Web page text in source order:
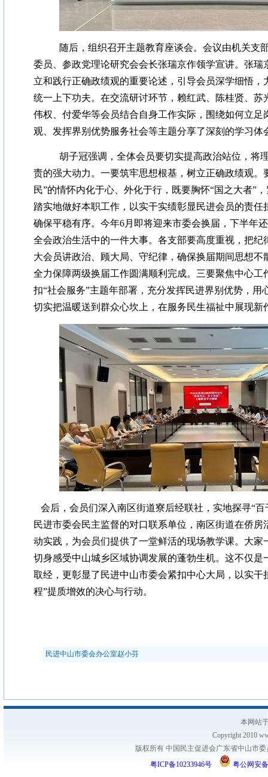
随后，组织召开主题教育座谈会。会议由机关支
委员、参政党理论研究会会长张瑞京作领学宣讲。张瑞
立和践行正确政绩观的重要论述，引导会员深学细悟，
统一上下功夫。在交流研讨环节，赖红武、陈桂贤、苏
伟权、付爱华等会员结合自身工作实际，围绕如何立足
观、发挥界别优势服务社会等主题分享了深刻的学习体
胡子冠强调，全体会员要切实提高政治站位，将
责的强大动力。一要筑牢思想根基，树立正确政绩观。
民”的情怀内化于心、外化于行，既要胸怀“国之大者”
踏实地做好本职工作，以实干实绩彰显民进会员的责任
确保平稳有序。今年6月即将迎来市委会换届，下半年
全会政治生活中的一件大事。各支部要高度重视，把纪
大会员讲政治、顾大局、守纪律，确保换届期间思想不
全力保障两级换届工作圆满顺利完成。三要聚焦中心工
扣“社会服务”主题年部署，充分发挥民进界别优势，用
切实把温暖送到群众心坎上，在服务民生福祉中展现新
会后，会员们深入南区街道寮后经联社，实地探寻“
民进市委会民主监督的对口联系单位，南区街道在侨房
动实践，为会员们提供了一堂鲜活的现场教学课。大家
切身感受中山城乡区域协调发展的蓬勃生机。这不仅是
取经，更彰显了民进中山市委会紧扣中心大局，以实干
程”提质增效的决心与行动。
民进中山市委会办公室赵小芬
本网站
Copyright 2010
版权所有 中国民主促进会广东省中山市
粤ICP备10233946号
粤公网安